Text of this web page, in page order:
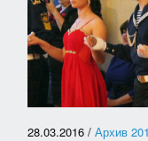
28.03.2016 / Архив